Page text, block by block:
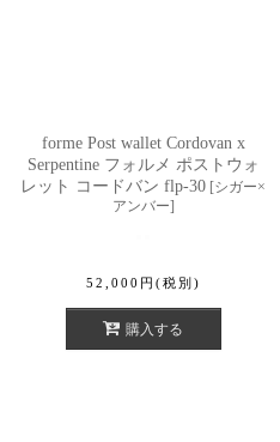
forme Post wallet Cordovan x
Serpentine フォルメ ポストウォ
レット コードバン flp-30 [シガー×
アンバー]
52,000 円 (税別)
購入する